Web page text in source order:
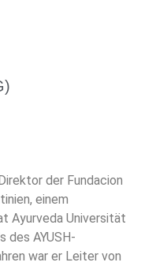
der Fundacion
einem
Ayurveda Universität
des AYUSH-
war er Leiter von